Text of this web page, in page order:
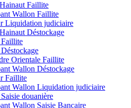
Faillite
Wallon Faillite
Liquidation judiciaire
Déstockage
Faillite
Orientale Faillite
Wallon Déstockage
Faillite
Wallon Liquidation judiciaire
douanière
Wallon Saisie Bancaire